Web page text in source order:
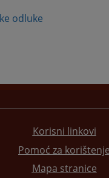
odluke
Korisni linkovi
Pomoć za korištenje
Mapa stranice